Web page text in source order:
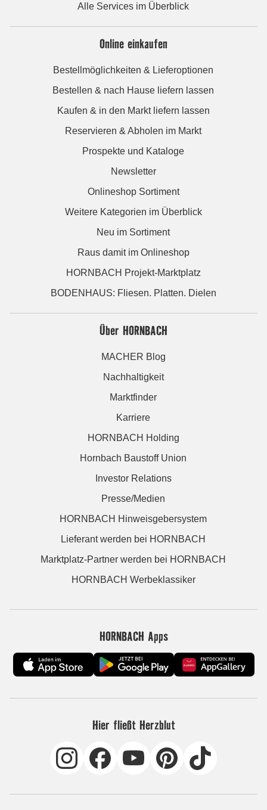
Alle Services im Überblick
Online einkaufen
Bestellmöglichkeiten & Lieferoptionen
Bestellen & nach Hause liefern lassen
Kaufen & in den Markt liefern lassen
Reservieren & Abholen im Markt
Prospekte und Kataloge
Newsletter
Onlineshop Sortiment
Weitere Kategorien im Überblick
Neu im Sortiment
Raus damit im Onlineshop
HORNBACH Projekt-Marktplatz
BODENHAUS: Fliesen. Platten. Dielen
Über HORNBACH
MACHER Blog
Nachhaltigkeit
Marktfinder
Karriere
HORNBACH Holding
Hornbach Baustoff Union
Investor Relations
Presse/Medien
HORNBACH Hinweisgebersystem
Lieferant werden bei HORNBACH
Marktplatz-Partner werden bei HORNBACH
HORNBACH Werbeklassiker
HORNBACH Apps
Hier fließt Herzblut